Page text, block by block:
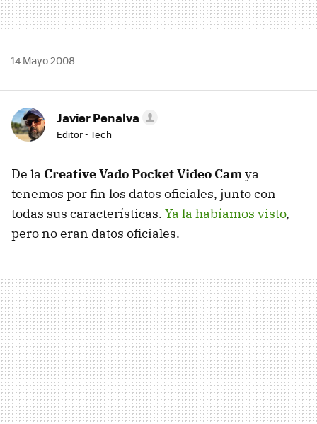
14 Mayo 2008
Javier Penalva
Editor - Tech
De la Creative Vado Pocket Video Camya
tenemos por fin los datos oficiales, junto con
todas sus características. Ya la habíamos visto,
pero no eran datos oficiales.